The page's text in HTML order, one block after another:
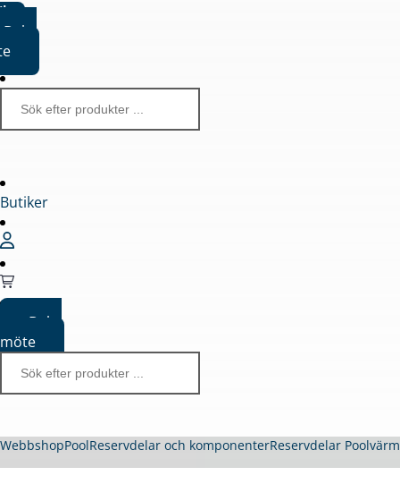
Boka
Butiker
Boka
möte
WebbshopPoolReservdelar och komponenterReservdelar